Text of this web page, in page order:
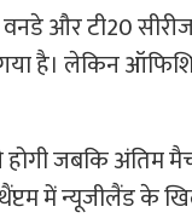
और टी20
है। लेकिन
जबकि अंतिम मैच
में न्यूजीलैंड के